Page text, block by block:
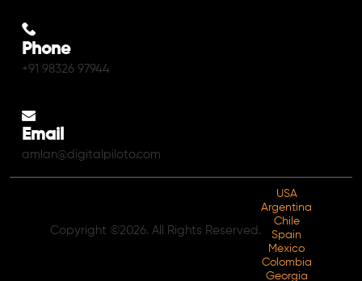
Phone
+91 98326 97944
Email
amlan@digitalpiloto.com
Copyright ©2026. All Rights Reserved.
USA
Argentina
Chile
Spain
Mexico
Colombia
Georgia